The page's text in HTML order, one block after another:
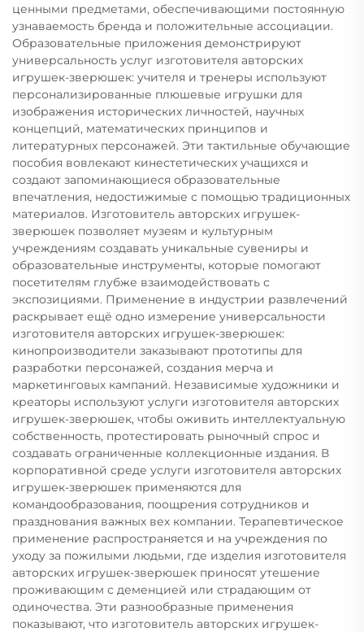
ценными предметами, обеспечивающими постоянную
узнаваемость бренда и положительные ассоциации.
Образовательные приложения демонстрируют
универсальность услуг изготовителя авторских
игрушек-зверюшек: учителя и тренеры используют
персонализированные плюшевые игрушки для
изображения исторических личностей, научных
концепций, математических принципов и
литературных персонажей. Эти тактильные обучающие
пособия вовлекают кинестетических учащихся и
создают запоминающиеся образовательные
впечатления, недостижимые с помощью традиционных
материалов. Изготовитель авторских игрушек-
зверюшек позволяет музеям и культурным
учреждениям создавать уникальные сувениры и
образовательные инструменты, которые помогают
посетителям глубже взаимодействовать с
экспозициями. Применение в индустрии развлечений
раскрывает ещё одно измерение универсальности
изготовителя авторских игрушек-зверюшек:
кинопроизводители заказывают прототипы для
разработки персонажей, создания мерча и
маркетинговых кампаний. Независимые художники и
креаторы используют услуги изготовителя авторских
игрушек-зверюшек, чтобы оживить интеллектуальную
собственность, протестировать рыночный спрос и
создавать ограниченные коллекционные издания. В
корпоративной среде услуги изготовителя авторских
игрушек-зверюшек применяются для
командообразования, поощрения сотрудников и
празднования важных вех компании. Терапевтическое
применение распространяется и на учреждения по
уходу за пожилыми людьми, где изделия изготовителя
авторских игрушек-зверюшек приносят утешение
проживающим с деменцией или страдающим от
одиночества. Эти разнообразные применения
показывают, что изготовитель авторских игрушек-